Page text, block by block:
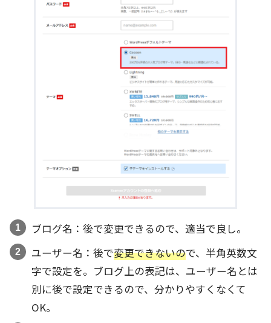
ブログ名：後で変更できるので、適当で良し。
ユーザー名：後で変更できないので、半角英数文
字で設定を。ブログ上の表記は、ユーザー名とは
別に後で設定できるので、分かりやすくなくて
OK。